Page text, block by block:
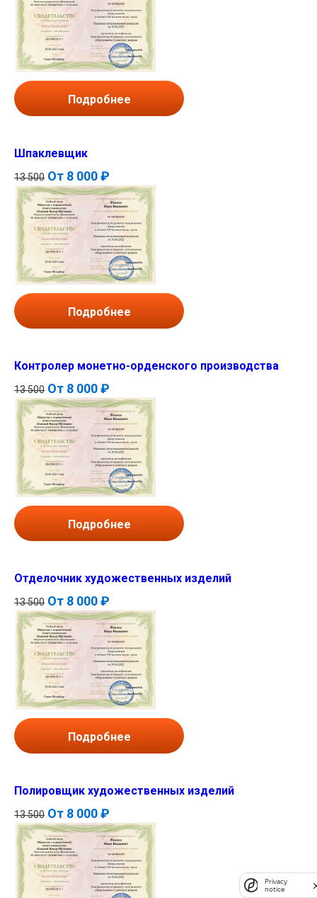
Подробнее
Шпаклевщик
13 500 От 8 000 ₽
Подробнее
Контролер монетно-орденского производства
13 500 От 8 000 ₽
Подробнее
Отделочник художественных изделий
13 500 От 8 000 ₽
Подробнее
Полировщик художественных изделий
13 500 От 8 000 ₽
Privacy
notice